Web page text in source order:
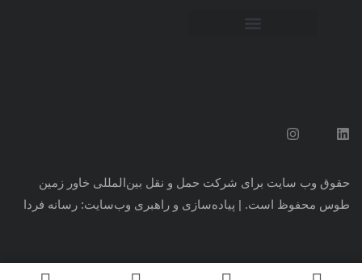
حقوق وب سایت برای شرکت حمل و نقل بین‌المللی خاور زمین
طوس محفوظ است. | پیاده‌سازی و راهبری وب‌سایت: رسانه فردا